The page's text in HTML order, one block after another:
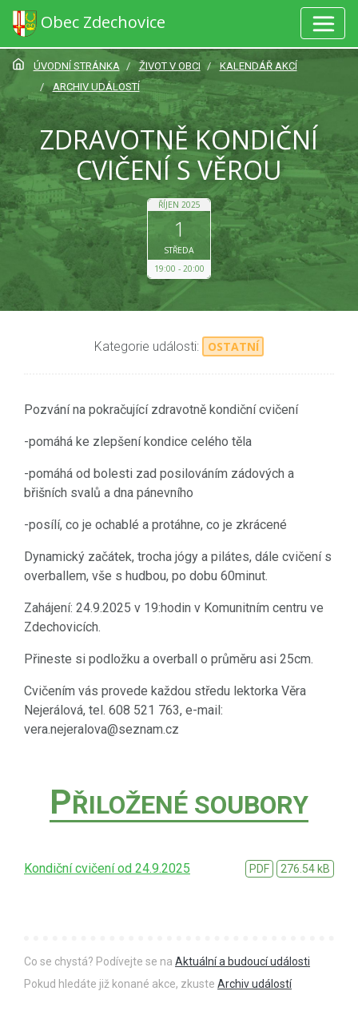
Obec Zdechovice
ÚVODNÍ STRÁNKA ŽIVOT V OBCI
KALENDÁŘ AKCÍ
ARCHIV UDÁLOSTÍ
ZDRAVOTNĚ KONDIČNÍ
CVIČENÍ S VĚROU
ŘÍJEN 2025
1
STŘEDA
19:00
20:00
Kategorie události: OSTATNÍ
Pozvání na pokračující zdravotně kondiční cvičení
-pomáhá ke zlepšení kondice celého těla
-pomáhá od bolesti zad posilováním zádových a
břišních svalů a dna pánevního
-posílí, co je ochablé a protáhne, co je zkrácené
Dynamický začátek, trocha jógy a pilátes, dále cvičení s
overballem, vše s hudbou, po dobu 60minut.
Zahájení: 24.9.2025 v 19:hodin v Komunitním centru ve
Zdechovicích.
Přineste si podložku a overball o průměru asi 25cm.
Cvičením vás provede každou středu lektorka Věra
Nejerálová, tel. 608 521 763, e-mail:
vera.nejeralova@seznam.cz
PŘILOŽENÉ SOUBORY
Kondiční cvičení od 24.9.2025 PDF 276.54 kB
Co se chystá? Podívejte se na Aktuální a budoucí události
Pokud hledáte již konané akce, zkuste Archiv událostí